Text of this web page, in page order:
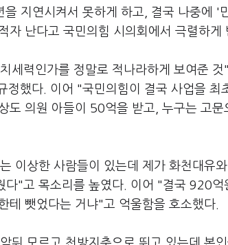
지연시켜서 못하게 하고, 결국 나중에 '
자 난다고 국민의힘 시의회에서 극렬하게
세력인가를 정말로 적나라하게 보여준
정했다. 이어 "국민의힘이 결국 사업을 최
도 의원 아들이 50억을 받고, 누구는 고
이상한 사람들이 있는데 제가 화천대유
"고 목소리를 높였다. 이어 "결국 920억
테 뺏었다는 거냐"고 억울함을 호소했다.